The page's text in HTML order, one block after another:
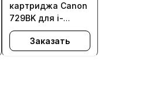
картриджа Canon
729BK для i-
SENSYS LBP7010C,
LBP7018C - с
Заказать